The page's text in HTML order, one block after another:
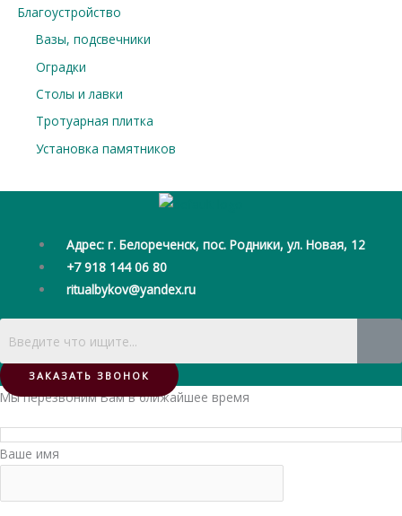
Благоустройство
Вазы, подсвечники
Оградки
Столы и лавки
Тротуарная плитка
Установка памятников
Адрес: г. Белореченск, пос. Родники, ул. Новая, 12
+7 918 144 06 80
ritualbykov@yandex.ru
ЗАКАЗАТЬ ЗВОНОК
Мы перезвоним Вам в ближайшее время
Ваше имя